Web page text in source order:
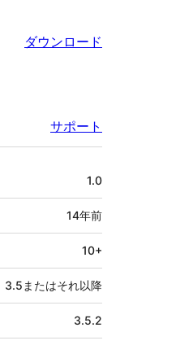
ダウンロード
サポート
1.0
14年前
10+
3.5またはそれ以降
3.5.2